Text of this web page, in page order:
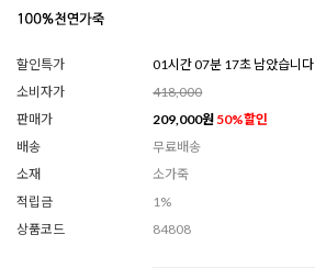
할인특가
01시간 07분 14초 남았습니다
소비자가
418,000
판매가
209,000원 50%할인
배송
무료배송
소재
소가죽
적립금
1%
상품코드
84808